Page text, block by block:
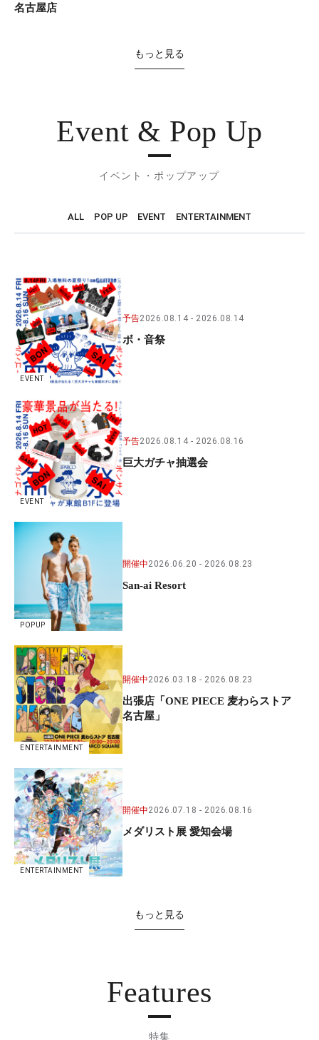
名古屋店
もっと見る
Event & Pop Up
イベント・ポップアップ
ALL POP UP EVENT ENTERTAINMENT
EVENT
予告2026.08.14 2026.08.14
ボ・音祭
EVENT
予告2026.08.14 2026.08.16
巨大ガチャ抽選会
POPUP
開催中2026.06.20 2026.08.23
San-ai Resort
ENTERTAINMENT
開催中2026.03.18 2026.08.23
出張店「ONE PIECE 麦わらストア
名古屋」
ENTERTAINMENT
開催中2026.07.18 2026.08.16
メダリスト展 愛知会場
もっと見る
Features
特集